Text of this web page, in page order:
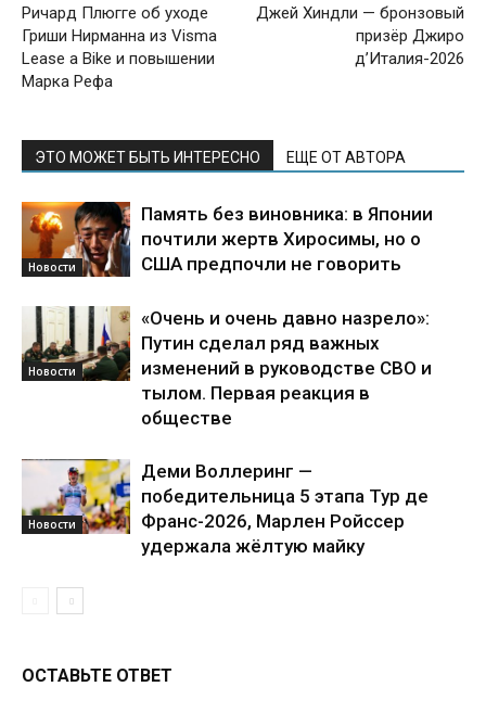
Ричард Плюгге об уходе
Гриши Нирманна из Visma
Lease a Bike и повышении
Марка Рефа
Джей Хиндли — бронзовый
призёр Джиро
д’Италия-2026
ЭТО МОЖЕТ БЫТЬ ИНТЕРЕСНО ЕЩЕ ОТ АВТОРА
Новости
Память без виновника: в Японии
почтили жертв Хиросимы, но о
США предпочли не говорить
Новости
«Очень и очень давно назрело»:
Путин сделал ряд важных
изменений в руководстве СВО и
тылом. Первая реакция в
обществе
Новости
Деми Воллеринг —
победительница 5 этапа Тур де
Франс-2026, Марлен Ройссер
удержала жёлтую майку
ОСТАВЬТЕ ОТВЕТ